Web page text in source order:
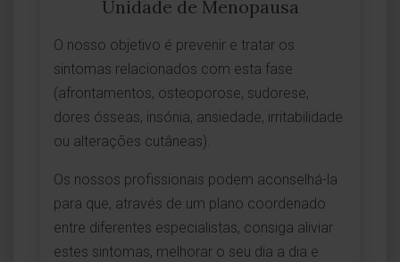
Unidade de Menopausa
O nosso objetivo é prevenir e tratar os
sintomas relacionados com esta fase
(afrontamentos, osteoporose, sudorese,
dores ósseas, insónia, ansiedade, irritabilidade
ou alterações cutâneas).
Os nossos profissionais podem aconselhá-la
para que, através de um plano coordenado
entre diferentes especialistas, consiga aliviar
estes sintomas, melhorar o seu dia a dia e